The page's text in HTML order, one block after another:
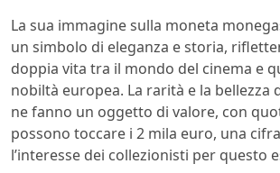
La sua immagine sulla moneta
un simbolo di eleganza e storia,
doppia vita tra il mondo del cinema e
nobiltà europea. La rarità e la bellezza
ne fanno un oggetto di valore, con
possono toccare i 2 mila euro, una
l’interesse dei collezionisti per questo